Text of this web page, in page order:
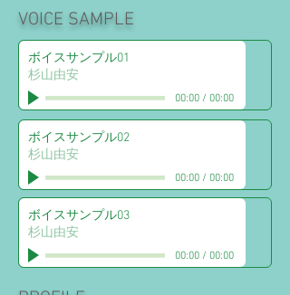
VOICE SAMPLE
ボイスサンプル01
杉山由安
00:00/ 00:00
ボイスサンプル02
杉山由安
00:00/ 00:00
ボイスサンプル03
杉山由安
00:00/ 00:00